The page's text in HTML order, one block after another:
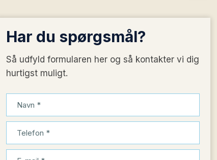
Har du spørgsmål?
Så udfyld formularen her og så kontakter vi dig
hurtigst muligt.